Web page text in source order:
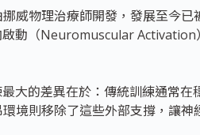
威物理治療師開發，發展至今
啟動（Neuromuscular
大的差異在於：傳統訓練通常
境則移除了這些外部支撐，讓